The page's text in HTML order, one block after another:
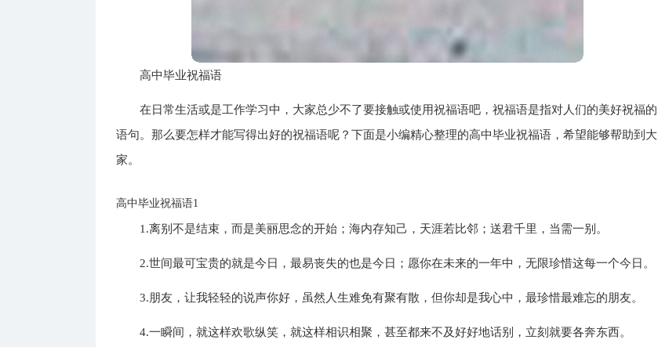
高中毕业祝福语
在日常生活或是工作学习中，大家总少不了要接触或使用祝福语吧，祝福语是指对人们的美好祝福的
语句。那么要怎样才能写得出好的祝福语呢？下面是小编精心整理的高中毕业祝福语，希望能够帮助到大
家。
高中毕业祝福语1
1.离别不是结束，而是美丽思念的开始；海内存知己，天涯若比邻；送君千里，当需一别。
2.世间最可宝贵的就是今日，最易丧失的也是今日；愿你在未来的一年中，无限珍惜这每一个今日。
3.朋友，让我轻轻的说声你好，虽然人生难免有聚有散，但你却是我心中，最珍惜最难忘的朋友。
4.一瞬间，就这样欢歌纵笑，就这样相识相聚，甚至都来不及好好地话别，立刻就要各奔东西。